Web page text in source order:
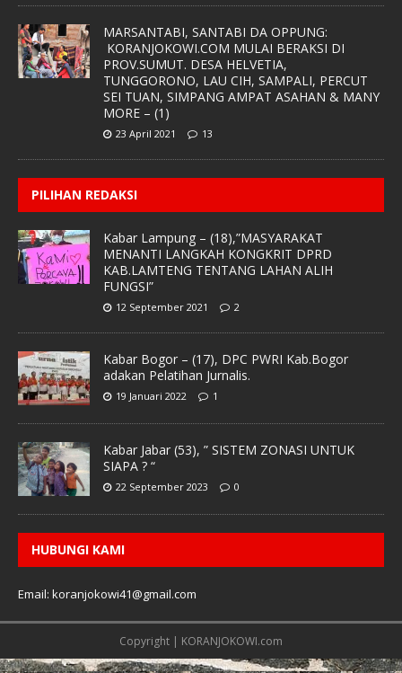
MARSANTABI, SANTABI DA OPPUNG:
KORANJOKOWI.COM MULAI BERAKSI DI
PROV.SUMUT. DESA HELVETIA,
TUNGGORONO, LAU CIH, SAMPALI, PERCUT
SEI TUAN, SIMPANG AMPAT ASAHAN & MANY
MORE – (1)
23 April 2021 13
PILIHAN REDAKSI
Kabar Lampung – (18),”MASYARAKAT
MENANTI LANGKAH KONGKRIT DPRD
KAB.LAMTENG TENTANG LAHAN ALIH
FUNGSI”
12 September 2021 2
Kabar Bogor – (17), DPC PWRI Kab.Bogor
adakan Pelatihan Jurnalis.
19 Januari 2022 1
Kabar Jabar (53), ” SISTEM ZONASI UNTUK
SIAPA ? “
22 September 2023 0
HUBUNGI KAMI
Email: koranjokowi41@gmail.com
Copyright | KORANJOKOWI.com